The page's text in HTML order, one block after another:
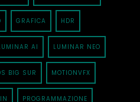
GRAFICA HDR
AI LUMINAR NEO
BIG SUR MOTIONVFX
PROGRAMMAZIONE